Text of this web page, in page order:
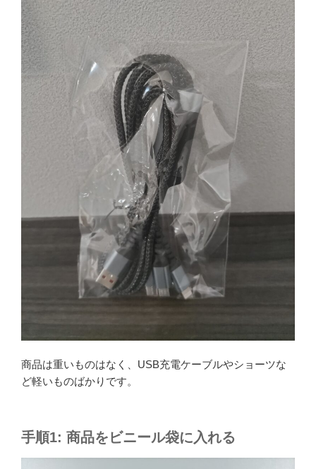
商品は重いものはなく、USB充電ケーブルやショーツな
ど軽いものばかりです。
手順1: 商品をビニール袋に入れる